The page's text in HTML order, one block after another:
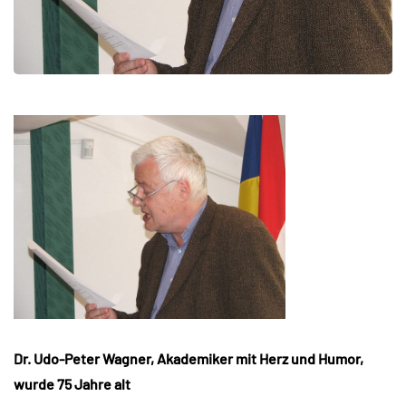
Dr. Udo-Peter Wagner, Akademiker mit Herz und Humor,
wurde 75 Jahre alt